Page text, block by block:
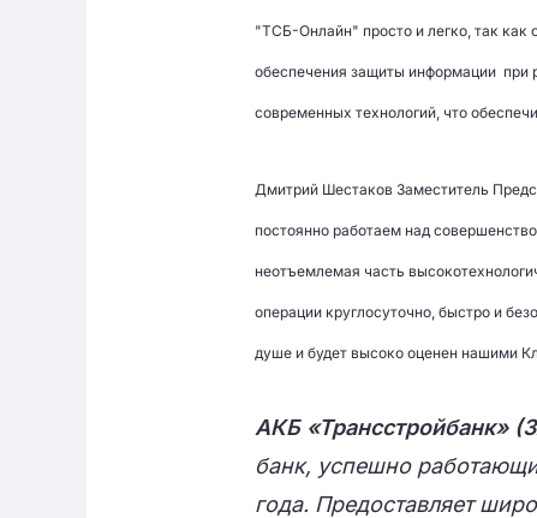
"ТСБ-Онлайн" просто и легко, так как
обеспечения защиты информации при
современных технологий, что
Дмитрий Шестаков Заместитель
постоянно работаем над
неотъемлемая часть
операции круглосуточно, быстро и
душе и будет высоко оценен нашими
АКБ «Трансстройбанк»
банк, успешно
года. Предоставляет